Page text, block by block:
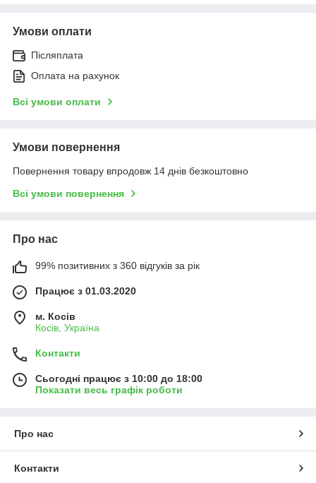
Умови оплати
Післяплата
Оплата на рахунок
Всі умови оплати
Умови повернення
Повернення товару впродовж 14 днів безкоштовно
Всі умови повернення
Про нас
99% позитивних з 360 відгуків за рік
Працює з 01.03.2020
м. Косів
Косів, Україна
Контакти
Сьогодні працює з 10:00 до 18:00
Показати весь графік роботи
Про нас
Контакти